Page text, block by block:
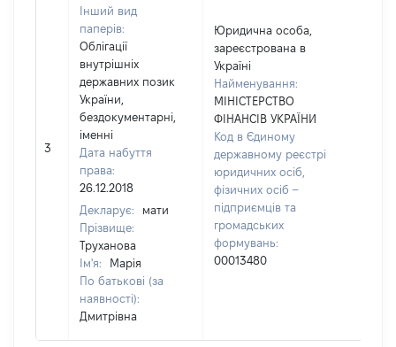
3
Інший вид
паперів:
Облігації
внутрішніх
державних позик
України,
бездокументарні,
іменні
Дата набуття
права:
26.12.2018
Декларує:
мати
Прізвище:
Труханова
Ім'я:
Марія
По батькові (за
наявності):
Дмитрівна
Юридична особа,
зареєстрована в
Україні
Найменування:
МІНІСТЕРСТВО
ФІНАНСІВ УКРАЇНИ
Код в Єдиному
державному реєстрі
юридичних осіб,
фізичних осіб –
підприємців та
громадських
формувань:
00013480